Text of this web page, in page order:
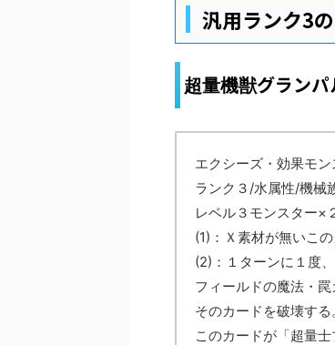
汎用ランク3
超量機獣グランパ
エクシーズ・効果モン
ランク３/水属性/機械
レベル３モンスター×
(1)：Ｘ素材が無いこ
(2)：１ターンに１度
フィールドの魔法・罠
そのカードを破壊する
このカードが「超量